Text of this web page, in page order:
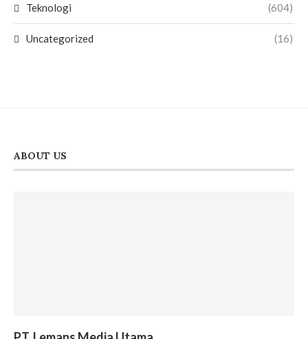
Teknologi (604)
Uncategorized (16)
ABOUT US